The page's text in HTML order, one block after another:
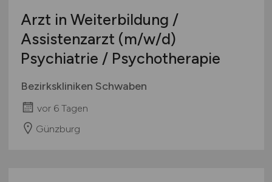
Arzt in Weiterbildung /
Assistenzarzt (m/w/d)
Psychiatrie / Psychotherapie
Bezirkskliniken Schwaben
vor 6 Tagen
Günzburg